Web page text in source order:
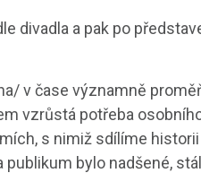
divadla a pak po
v čase významně
vzrůstá potřeba
s nimiž sdílíme
bylo nadšené,